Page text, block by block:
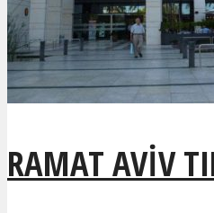
RAMAT AVIV